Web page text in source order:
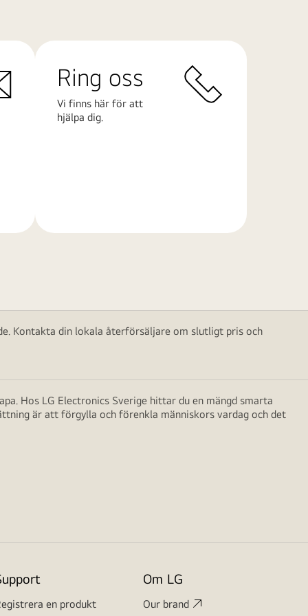
Ring oss
Vi finns här för att
hjälpa dig.
Kontakta din lokala återförsäljare om slutligt pris och
Hos LG Electronics Sverige hittar du en mängd smarta
är att förgylla och förenkla människors vardag och det
en produkt
Om LG
Our brand